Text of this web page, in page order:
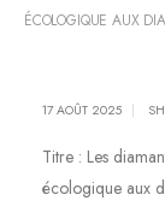
ÉCOLOGIQUE AUX
17 AOÛT 2025
Titre : Les
écologique aux